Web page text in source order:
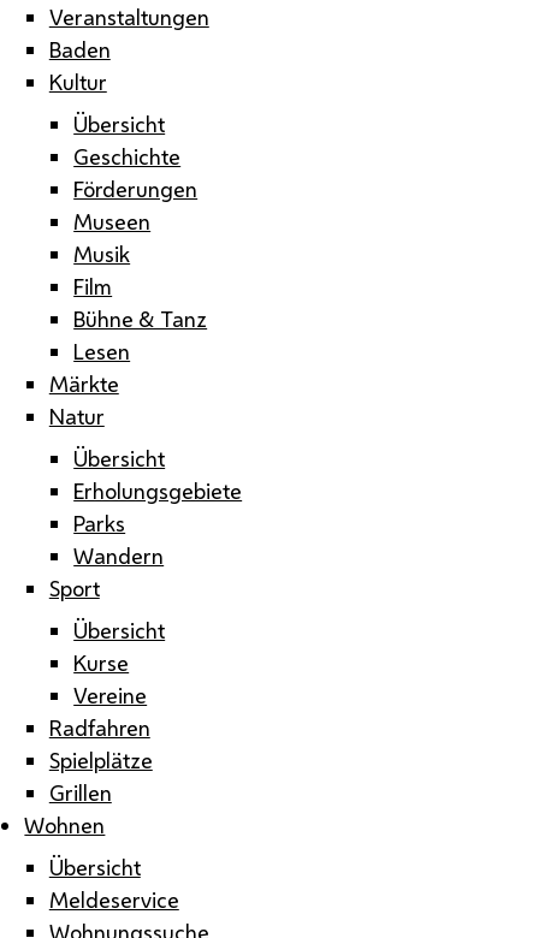
Veranstaltungen
Baden
Kultur
Übersicht
Geschichte
Förderungen
Museen
Musik
Film
Bühne & Tanz
Lesen
Märkte
Natur
Übersicht
Erholungsgebiete
Parks
Wandern
Sport
Übersicht
Kurse
Vereine
Radfahren
Spielplätze
Grillen
Wohnen
Übersicht
Meldeservice
Wohnungssuche